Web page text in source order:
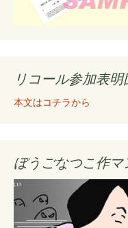
リコール参加表明
本文はコチラから
ぼうごなつこ作